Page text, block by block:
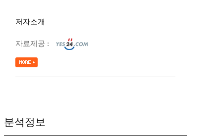
저자소개
자료제공 :
분석정보